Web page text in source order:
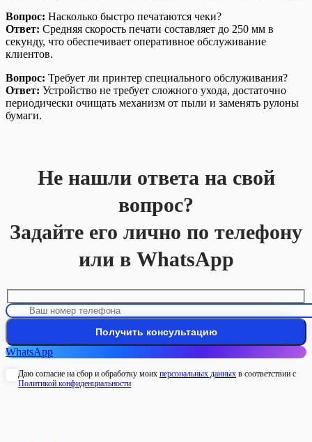
Вопрос: Насколько быстро печатаются чеки?
Ответ: Средняя скорость печати составляет до 250 мм в
секунду, что обеспечивает оперативное обслуживание
клиентов.
Вопрос: Требует ли принтер специального обслуживания?
Ответ: Устройство не требует сложного ухода, достаточно
периодически очищать механизм от пыли и заменять рулоны
бумаги.
Не нашли ответа на свой
вопрос?
Задайте его лично по телефону
или в WhatsApp
WhatsApp
Даю согласие на сбор и обработку моих персональных данных в соответствии с
Политикой конфиденциальности